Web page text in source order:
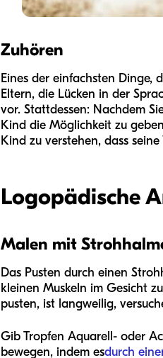
Zuhören
Eines der einfachsten Dinge,
Eltern, die Lücken in der
vor. Stattdessen: Nachdem
Kind die Möglichkeit zu
Kind zu verstehen, dass
Logopädische
Malen mit
Das Pusten durch einen
kleinen Muskeln im Gesicht
pusten, ist langweilig,
Gib Tropfen Aquarell- oder
bewegen, indem esdurch